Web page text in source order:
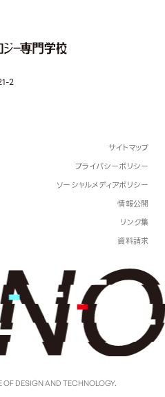
2
サイトマップ
プライバシーポリシー
ソーシャルメディアポリシー
情報公開
リンク集
資料請求
DESIGN AND TECHNOLOGY.